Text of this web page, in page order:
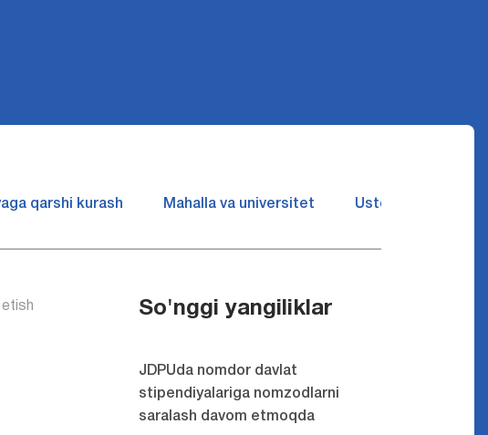
qarshi kurash Mahalla va universitet Ustozlar suhbatin
So'nggi yangiliklar
JDPUda nomdor davlat
stipendiyalariga nomzodlarni
saralash davom etmoqda